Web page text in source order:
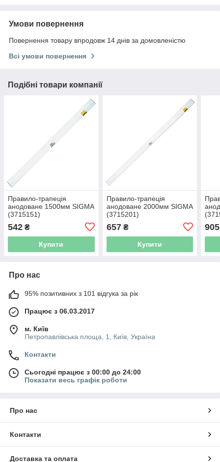
Умови повернення
Повернення товару впродовж 14 днів за домовленістю
Всі умови повернення
Подібні товари компанії
Правило-трапеція
анодоване 1500мм SIGMA
(3715151)
542 ₴
Купити
Правило-трапеція
анодоване 2000мм SIGMA
(3715201)
657₴
Купити
905
Про нас
95% позитивних з 101 відгука за рік
Працює з 06.03.2017
м. Київ
Петропавлівська площа, 1, Київ, Україна
Контакти
Сьогодні працює з 00:00 до 24:00
Показати весь графік роботи
Про нас
Контакти
Доставка та оплата